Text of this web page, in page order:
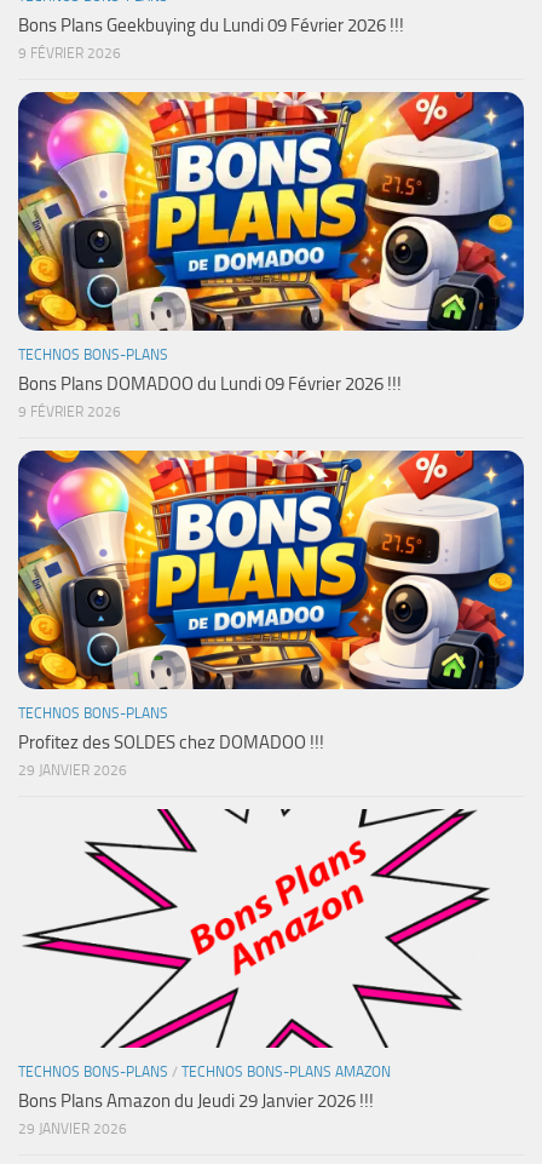
Bons Plans Geekbuying du Lundi 09 Février 2026 !!!
9 FÉVRIER 2026
TECHNOS BONS-PLANS
Bons Plans DOMADOO du Lundi 09 Février 2026 !!!
9 FÉVRIER 2026
TECHNOS BONS-PLANS
Profitez des SOLDES chez DOMADOO !!!
29 JANVIER 2026
TECHNOS BONS-PLANS / TECHNOS BONS-PLANS AMAZON
Bons Plans Amazon du Jeudi 29 Janvier 2026 !!!
29 JANVIER 2026